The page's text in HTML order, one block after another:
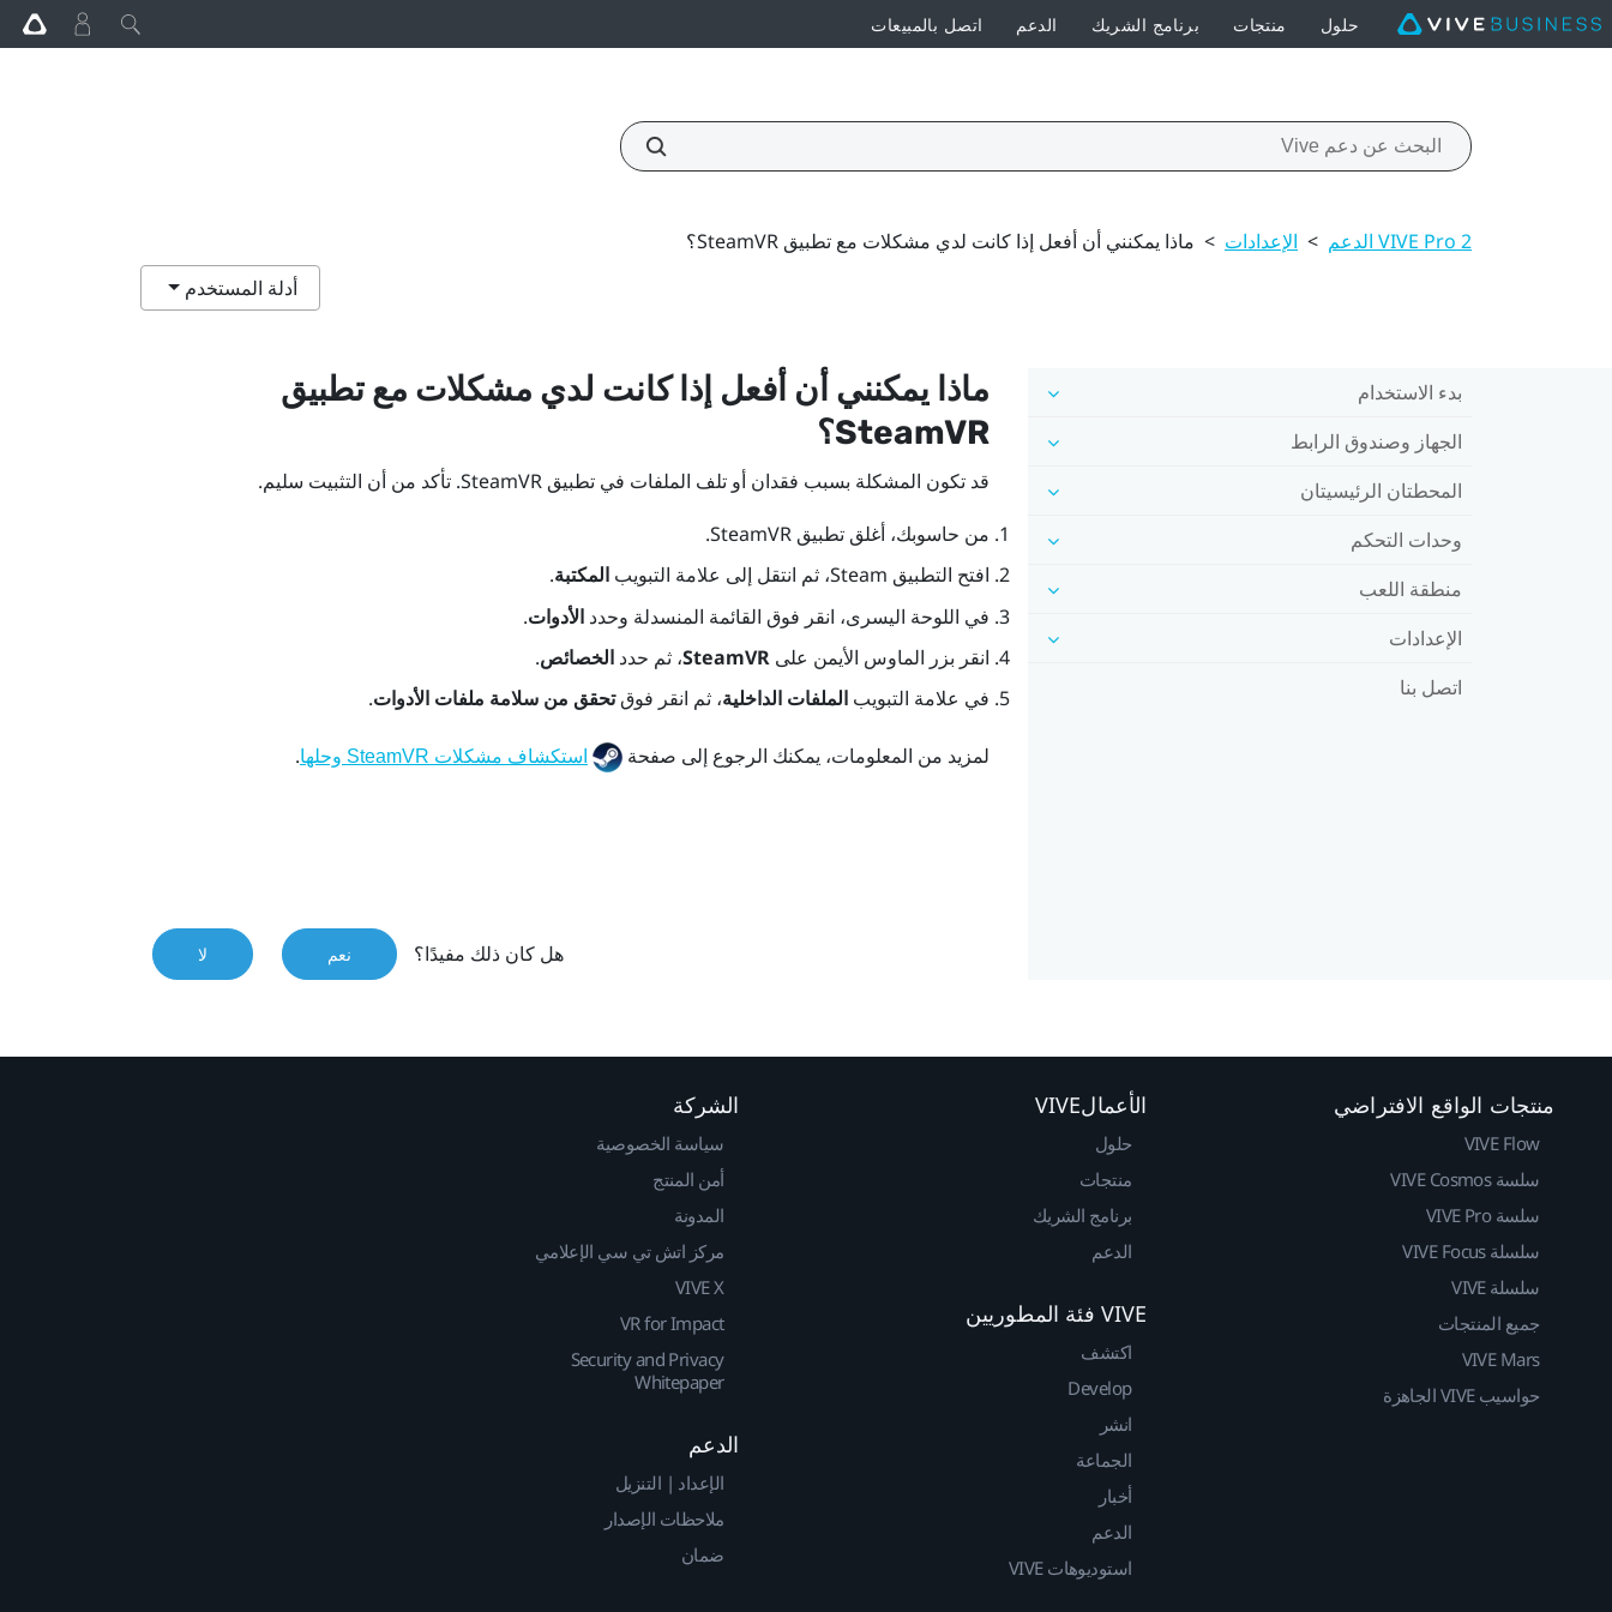
حلول منتجات برنامج الشريك الدعم اتصل بالمبيعات
VIVE Pro 2 الدعم > الإعدادات > ماذا يمكنني أن أفعل إذا كانت لدي مشكلات مع تطبيق SteamVR؟
أدلة المستخدم
بدء الاستخدام
الجهاز وصندوق الرابط
المحطتان الرئيسيتان
وحدات التحكم
منطقة اللعب
الإعدادات
اتصل بنا
ماذا يمكنني أن أفعل إذا كانت لدي مشكلات مع تطبيق
SteamVR؟
قد تكون المشكلة بسبب فقدان أو تلف الملفات في تطبيق SteamVR. تأكد من أن التثبيت سليم.
من حاسوبك، أغلق تطبيق SteamVR
.
افتح التطبيق Steam، ثم انتقل إلى علامة التبويب المكتبة.
في اللوحة اليسرى، انقر فوق القائمة المنسدلة وحدد الأدوات.
انقر بزر الماوس الأيمن على SteamVR، ثم حدد الخصائص.
في علامة التبويب الملفات الداخلية، ثم انقر فوقتحقق من سلامة ملفات الأدوات.
لمزيد من المعلومات، يمكنك الرجوع إلى صفحة استكشاف مشكلات SteamVR وحلها .
هل كان ذلك مفيدًا؟ نعم لا
منتجات الواقع الافتراضي
VIVE Flow
سلسة VIVE Cosmos
سلسة VIVE Pro
سلسلة VIVE Focus
سلسلة VIVE
جميع المنتجات
VIVE Mars
حواسيب VIVE الجاهزة
الأعمالVIVE
حلول
منتجات
برنامج الشريك
الدعم
VIVE فئة المطوريين
اكتشف
Develop
انشر
الجماعة
أخبار
الدعم
استوديوهات VIVE
الشركة
سياسة الخصوصية
أمن المنتج
المدونة
مركز اتش تي سي الإعلامي
VIVE X
VR for Impact
Security and Privacy
Whitepaper
الدعم
الإعداد | التنزيل
ملاحظات الإصدار
ضمان